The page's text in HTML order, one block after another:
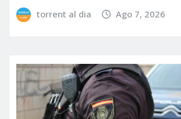
torrent al dia Ago 7, 2026